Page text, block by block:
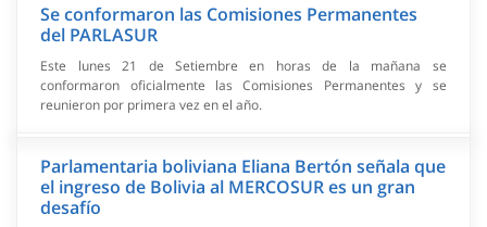
Se conformaron las Comisiones Permanentes
del PARLASUR
Este lunes 21 de Setiembre en horas de la mañana se
conformaron oficialmente las Comisiones Permanentes y se
reunieron por primera vez en el año.
Parlamentaria boliviana Eliana Bertón señala que
el ingreso de Bolivia al MERCOSUR es un gran
desafío